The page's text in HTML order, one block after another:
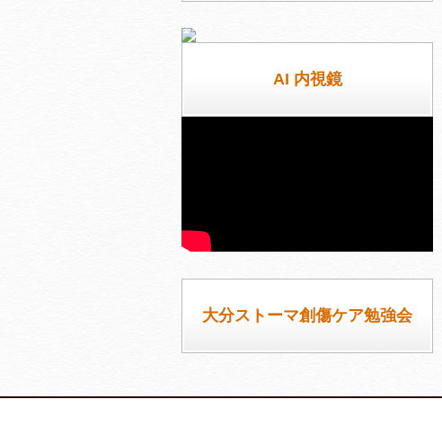
AI 内視鏡
大分ストーマ創傷ケア勉強会